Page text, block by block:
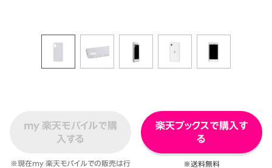
my 楽天モバイルで購
入する
※現在my 楽天モバイルでの販売は行
楽天ブックスで購入す
る
※送料無料